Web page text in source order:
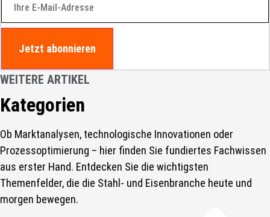
Jetzt abonnieren
WEITERE ARTIKEL
Kategorien
Ob Marktanalysen, technologische Innovationen oder
Prozessoptimierung – hier finden Sie fundiertes Fachwissen
aus erster Hand. Entdecken Sie die wichtigsten
Themenfelder, die die Stahl- und Eisenbranche heute und
morgen bewegen.